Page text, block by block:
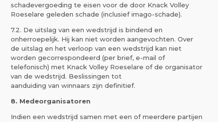
schadevergoeding te eisen voor de door Knack Volley
Roeselare geleden schade (inclusief imago-schade).
7.2. De uitslag van een wedstrijd is bindend en
onherroepelijk. Hij kan niet worden aangevochten. Over
de uitslag en het verloop van een wedstrijd kan niet
worden gecorrespondeerd (per brief, e-mail of
telefonisch) met Knack Volley Roeselare of de organisator
van de wedstrijd. Beslissingen tot
aanduiding van winnaars zijn definitief.
8. Medeorganisatoren
Indien een wedstrijd samen met een of meerdere partijen